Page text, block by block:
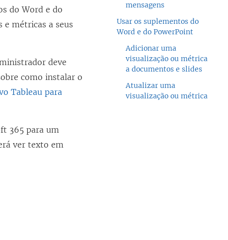
do Word e do
e métricas a seus
deve
como instalar o
Tableau para
365 para um
ver texto em
mensagens
Usar os suplementos do
Word e do PowerPoint
Adicionar uma
visualização ou métrica
a documentos e slides
Atualizar uma
visualização ou métrica